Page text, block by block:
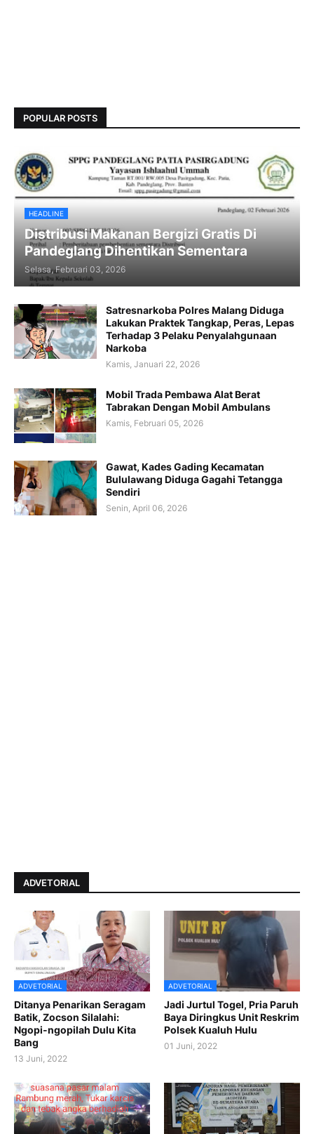
POPULAR POSTS
HEADLINE
Distribusi Makanan Bergizi Gratis Di
Pandeglang Dihentikan Sementara
Selasa, Februari 03, 2026
Satresnarkoba Polres Malang Diduga
Lakukan Praktek Tangkap, Peras, Lepas
Terhadap 3 Pelaku Penyalahgunaan
Narkoba
Kamis, Januari 22, 2026
Mobil Trada Pembawa Alat Berat
Tabrakan Dengan Mobil Ambulans
Kamis, Februari 05, 2026
Gawat, Kades Gading Kecamatan
Bululawang Diduga Gagahi Tetangga
Sendiri
Senin, April 06, 2026
ADVETORIAL
ADVETORIAL
Ditanya Penarikan Seragam
Batik, Zocson Silalahi:
Ngopi-ngopilah Dulu Kita
Bang
13 Juni, 2022
ADVETORIAL
Jadi Jurtul Togel, Pria Paruh
Baya Diringkus Unit Reskrim
Polsek Kualuh Hulu
01 Juni, 2022